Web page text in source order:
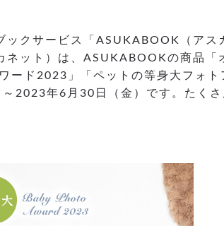
ックサービス「ASUKABOOK（ア
ット）は、ASUKABOOKの商品
ード2023」「ペットの等身大フォ
2023年6月30日（金）です。たくさ